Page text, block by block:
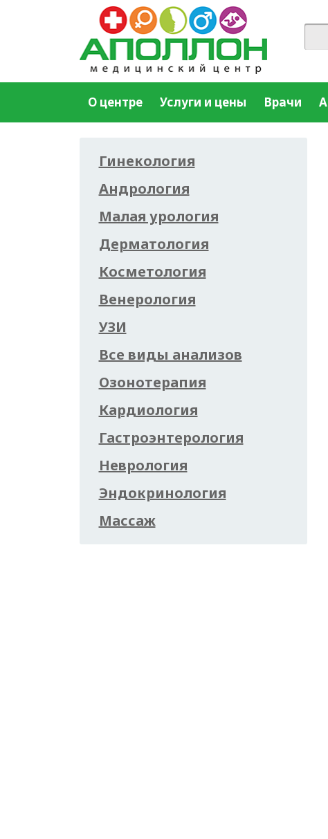
О центре Услуги и цены Врачи
Гинекология
Андрология
Малая урология
Дерматология
Косметология
Венерология
УЗИ
Все виды анализов
Озонотерапия
Кардиология
Гастроэнтерология
Неврология
Эндокринология
Массаж